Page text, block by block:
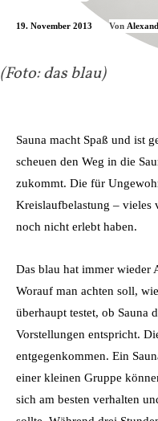
(Foto: das blau)
19. November 2013 Von
Sauna macht Spaß und ist
scheuen den Weg in die
zukommt. Die für
Kreislaufbelastung – vieles
noch nicht erlebt haben.
Das blau hat immer wieder
Worauf man achten soll,
überhaupt testet, ob Sauna
Vorstellungen entspricht.
entgegenkommen. Ein
einer kleinen Gruppe
sich am besten verhalten